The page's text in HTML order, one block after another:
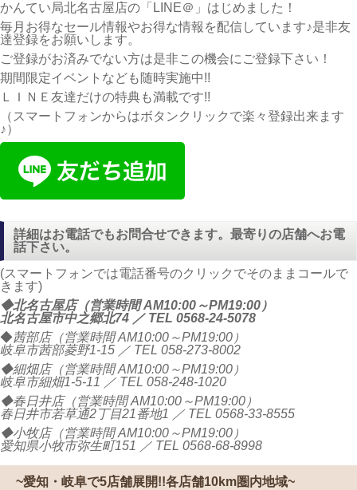
かんてい局北名古屋店の「LINE＠」はじめました！
毎月お得なセール情報やお得な情報を配信しています♪是非友
達登録をお願いします。
ご登録がお済みでない方は是非この機会にご登録下さい！
期間限定イベントなども随時実施中!!
ＬＩＮＥ友達だけの特典も満載です!!
（スマートフォンからはボタンクリックで楽々登録出来ます
♪）
詳細はお電話でもお問合せできます。最寄りの店舗へお電
話下さい。
(スマートフォンでは電話番号のクリックでそのままコールで
きます)
◆北名古屋店（営業時間 AM10:00～PM19:00）
北名古屋市中之郷北74 ／ TEL 0568-24-5078
◆茜部店（営業時間 AM10:00～PM19:00）
岐阜市茜部菱野1-15 ／ TEL 058-273-8002
◆細畑店（営業時間 AM10:00～PM19:00）
岐阜市細畑1-5-11 ／ TEL 058-248-1020
◆春日井店（営業時間 AM10:00～PM19:00）
春日井市若草通2丁目21番地1 ／ TEL 0568-33-8555
◆小牧店（営業時間 AM10:00～PM19:00）
愛知県小牧市弥生町151 ／ TEL 0568-68-8998
~愛知・岐阜で5店舗展開!!各店舗10km圏内地域~